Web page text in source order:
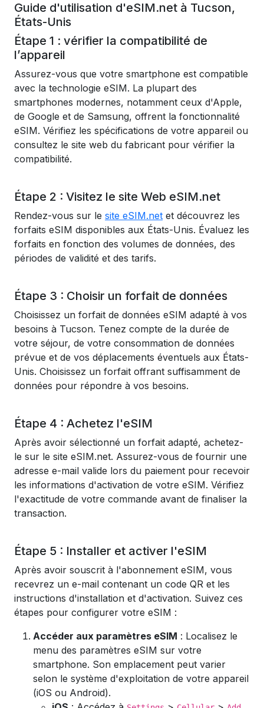
Guide d'utilisation d'eSIM.net à Tucson,
États-Unis
Étape 1 : vérifier la compatibilité de
l’appareil
Assurez-vous que votre smartphone est compatible
avec la technologie eSIM. La plupart des
smartphones modernes, notamment ceux d'Apple,
de Google et de Samsung, offrent la fonctionnalité
eSIM. Vérifiez les spécifications de votre appareil ou
consultez le site web du fabricant pour vérifier la
compatibilité.
Étape 2 : Visitez le site Web eSIM.net
Rendez-vous sur le site eSIM.net et découvrez les
forfaits eSIM disponibles aux États-Unis. Évaluez les
forfaits en fonction des volumes de données, des
périodes de validité et des tarifs.
Étape 3 : Choisir un forfait de données
Choisissez un forfait de données eSIM adapté à vos
besoins à Tucson. Tenez compte de la durée de
votre séjour, de votre consommation de données
prévue et de vos déplacements éventuels aux États-
Unis. Choisissez un forfait offrant suffisamment de
données pour répondre à vos besoins.
Étape 4 : Achetez l'eSIM
Après avoir sélectionné un forfait adapté, achetez-
le sur le site eSIM.net. Assurez-vous de fournir une
adresse e-mail valide lors du paiement pour recevoir
les informations d'activation de votre eSIM. Vérifiez
l'exactitude de votre commande avant de finaliser la
transaction.
Étape 5 : Installer et activer l'eSIM
Après avoir souscrit à l'abonnement eSIM, vous
recevrez un e-mail contenant un code QR et les
instructions d'installation et d'activation. Suivez ces
étapes pour configurer votre eSIM :
Accéder aux paramètres eSIM : Localisez le
menu des paramètres eSIM sur votre
smartphone. Son emplacement peut varier
selon le système d'exploitation de votre appareil
(iOS ou Android).